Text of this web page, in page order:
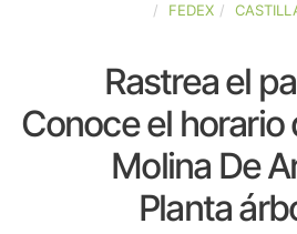
FEDEX
Rastrea el
Conoce el horario
Molina De
Planta